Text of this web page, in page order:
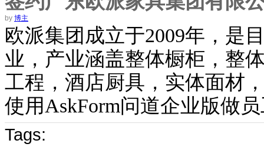
by 博主
欧派集团成立于2009年，是
业，产业涵盖整体橱柜，整
工程，酒店厨具，实体面材
使用AskForm问道企业版做
Tags: